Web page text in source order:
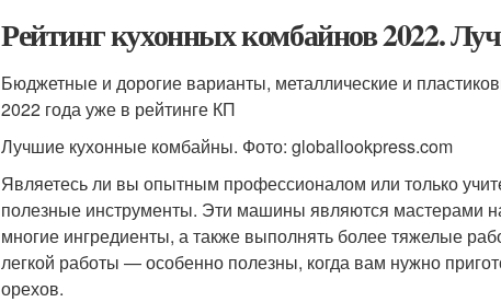
Рейтинг кухонных комбайнов 2022.
Бюджетные и дорогие варианты, металлические и
2022 года уже в рейтинге КП
Лучшие кухонные комбайны. Фото: globallookpress.com
Являетесь ли вы опытным профессионалом или только
полезные инструменты. Эти машины являются мастерами
многие ингредиенты, а также выполнять более тяжелые
легкой работы — особенно полезны, когда вам нужно
орехов.